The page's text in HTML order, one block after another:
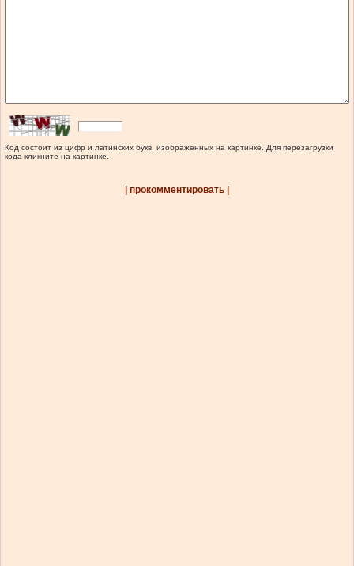
Код состоит из цифр и латинских букв, изображенных на картинке. Для перезагрузки
кода кликните на картинке.
| прокомментировать |